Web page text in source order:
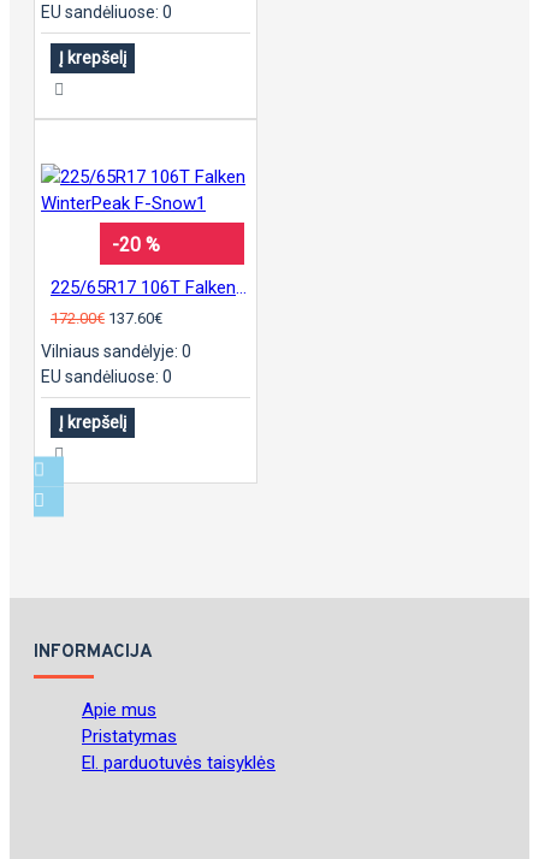
EU sandėliuose: 0
Į krepšelį
-20 %
172.00€ 137.60€
Vilniaus sandėlyje: 0
EU sandėliuose: 0
Į krepšelį
INFORMACIJA
Apie mus
Pristatymas
El. parduotuvės taisyklės